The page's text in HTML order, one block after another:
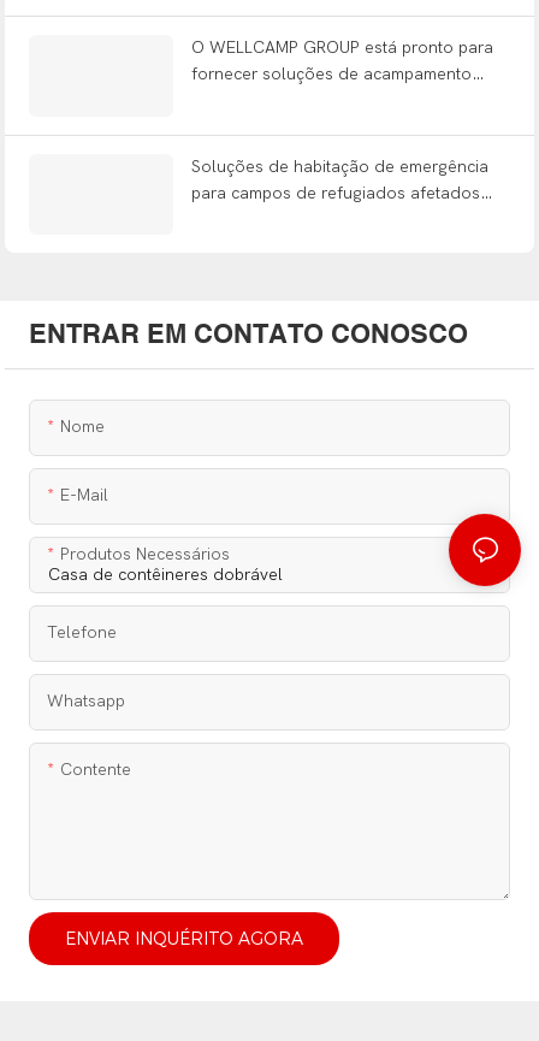
O WELLCAMP GROUP está pronto para
fornecer soluções de acampamento
Soluções de habitação de emergência
para campos de refugiados afetados
ENTRAR EM CONTATO CONOSCO
Nome
E-Mail
Produtos Necessários
Telefone
Whatsapp
Contente
ENVIAR INQUÉRITO AGORA